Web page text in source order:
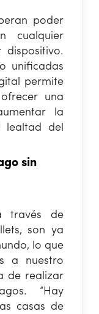
poder
cualquier
dispositivo.
unificadas
permite
una
la
lealtad del
sin
través de
son ya
lo que
a nuestro
de realizar
“Hay
casas de